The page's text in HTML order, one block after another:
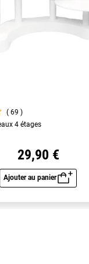
69
4 étages
29,90 €
Ajouter au panier
Aperçu